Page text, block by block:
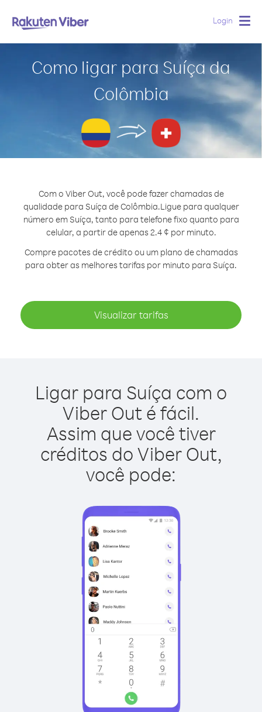
Login
Como ligar para Suíça da
Colômbia
Com o Viber Out, você pode fazer chamadas de
qualidade para Suíça de Colômbia.Ligue para qualquer
número em Suíça, tanto para telefone fixo quanto para
celular, a partir de apenas 2.4 ¢ por minuto.
Compre pacotes de crédito ou um plano de chamadas
para obter as melhores tarifas por minuto para Suíça.
Visualizar tarifas
Ligar para Suíça com o
Viber Out é fácil.
Assim que você tiver
créditos do Viber Out,
você pode: